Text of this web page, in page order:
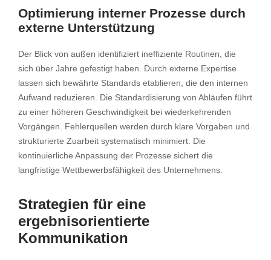
Optimierung interner Prozesse durch
externe Unterstützung
Der Blick von außen identifiziert ineffiziente Routinen, die
sich über Jahre gefestigt haben. Durch externe Expertise
lassen sich bewährte Standards etablieren, die den internen
Aufwand reduzieren. Die Standardisierung von Abläufen führt
zu einer höheren Geschwindigkeit bei wiederkehrenden
Vorgängen. Fehlerquellen werden durch klare Vorgaben und
strukturierte Zuarbeit systematisch minimiert. Die
kontinuierliche Anpassung der Prozesse sichert die
langfristige Wettbewerbsfähigkeit des Unternehmens.
Strategien für eine
ergebnisorientierte
Kommunikation